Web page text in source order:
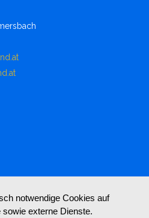
notwendige Cookies auf
sowie externe Dienste.